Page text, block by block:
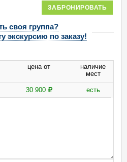
ЗАБРОНИРОВАТЬ
своя группа?
экскурсию по заказу!
цена от
наличие
мест
30 900 есть